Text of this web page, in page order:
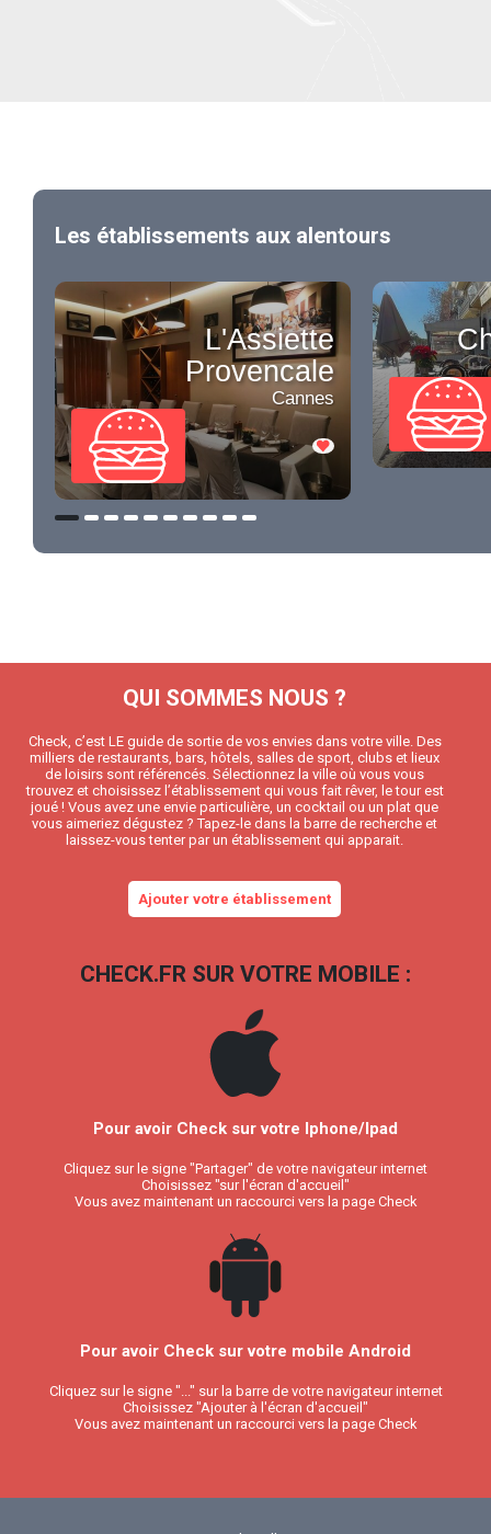
Les établissements aux alentours
L'Assiette
Provencale
Cannes
QUI SOMMES NOUS ?
Check, c’est LE guide de sortie de vos envies dans votre ville. Des
milliers de restaurants, bars, hôtels, salles de sport, clubs et lieux
de loisirs sont référencés. Sélectionnez la ville où vous vous
trouvez et choisissez l’établissement qui vous fait rêver, le tour est
joué ! Vous avez une envie particulière, un cocktail ou un plat que
vous aimeriez dégustez ? Tapez-le dans la barre de recherche et
laissez-vous tenter par un établissement qui apparait.
Ajouter votre établissement
CHECK.FR SUR VOTRE MOBILE :
Pour avoir Check sur votre Iphone/Ipad
Cliquez sur le signe "Partager" de votre navigateur internet
Choisissez "sur l'écran d'accueil"
Vous avez maintenant un raccourci vers la page Check
Pour avoir Check sur votre mobile Android
Cliquez sur le signe "..." sur la barre de votre navigateur internet
Choisissez "Ajouter à l'écran d'accueil"
Vous avez maintenant un raccourci vers la page Check